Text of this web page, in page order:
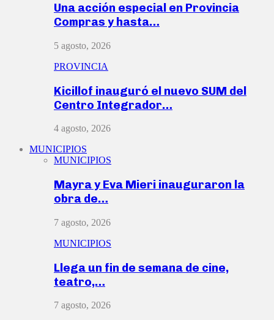
Una acción especial en Provincia
Compras y hasta…
5 agosto, 2026
PROVINCIA
Kicillof inauguró el nuevo SUM del
Centro Integrador…
4 agosto, 2026
MUNICIPIOS
MUNICIPIOS
Mayra y Eva Mieri inauguraron la
obra de…
7 agosto, 2026
MUNICIPIOS
Llega un fin de semana de cine,
teatro,…
7 agosto, 2026